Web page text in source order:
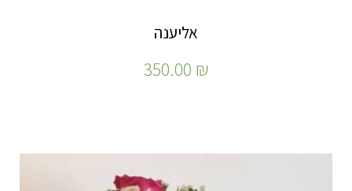
אליענה
350.00 ₪